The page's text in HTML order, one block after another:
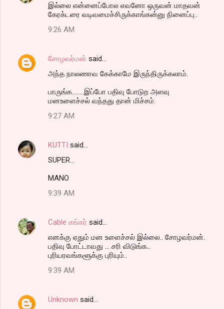
இல்லை என்னைப்போல எவனோ ஒருவன் மாதவன்
கேரக்டரை வடிவமைச்சிருக்காங்கன்னு நினைப்பு..
9:26 AM
சோழவர்மன் said…
அந்த நாலணாவ கேக்காமே இருந்திருக்கலாம்.
பாருங்க........இப்போ பதிவு போடுற அளவு
மனஉளைச்சல் வந்தது தான் மிச்சம்.
9:27 AM
KUTTI said…
SUPER...
MANO
9:39 AM
Cable சங்கர் said…
எனக்கு ஏதும் மன உளைச்சல் இல்லை.. சோழவர்மன்.
பதிவு போட்டாவது ... சரி விடுங்க..
புரியரவங்களூக்கு புரியும்..
9:39 AM
Unknown said…